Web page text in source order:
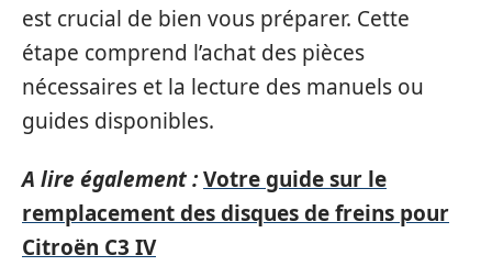
est crucial de bien vous préparer. Cette
étape comprend l’achat des pièces
nécessaires et la lecture des manuels ou
guides disponibles.
A lire également :Votre guide sur le
remplacement des disques de freins pour
Citroën C3 IV